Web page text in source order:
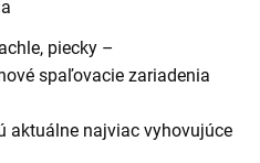
piecky –
spaľovacie zariadenia
aktuálne najviac vyhovujúce